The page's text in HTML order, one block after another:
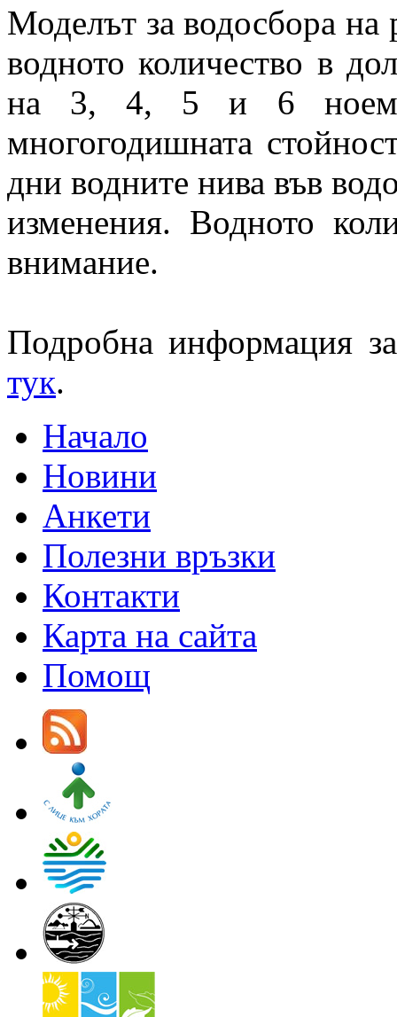
Моделът за водосбора
водното количество в
на 3, 4, 5 и 6
многогодишната
дни водните нива във
изменения. Водното
внимание.
Подробна информация
тук.
Начало
Новини
Анкети
Полезни връзки
Контакти
Карта на сайта
Помощ